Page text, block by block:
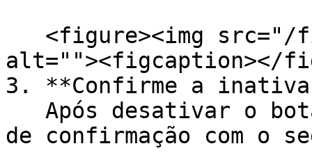
alt=""><figcaption></
3. **Confirme a
de confirmação com o